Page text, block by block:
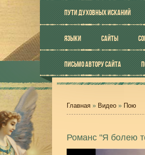
ПУТИ ДУХОВНЫХ ИСКАНИЙ
ЯЗЫКИ САЙТЫ
ПИСЬМО АВТОРУ САЙТА
Главная » Видео » Пою
Романс "Я болею